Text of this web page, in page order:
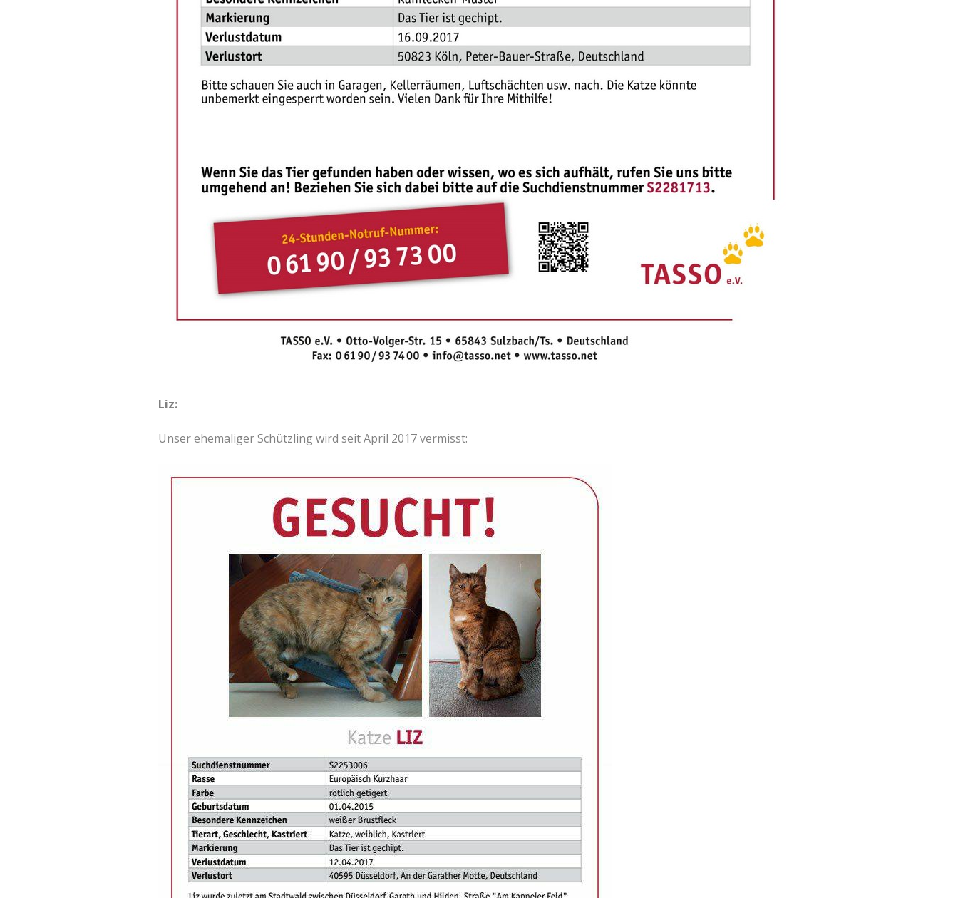
Liz:
Unser ehemaliger Schützling wird seit April 2017 vermisst: